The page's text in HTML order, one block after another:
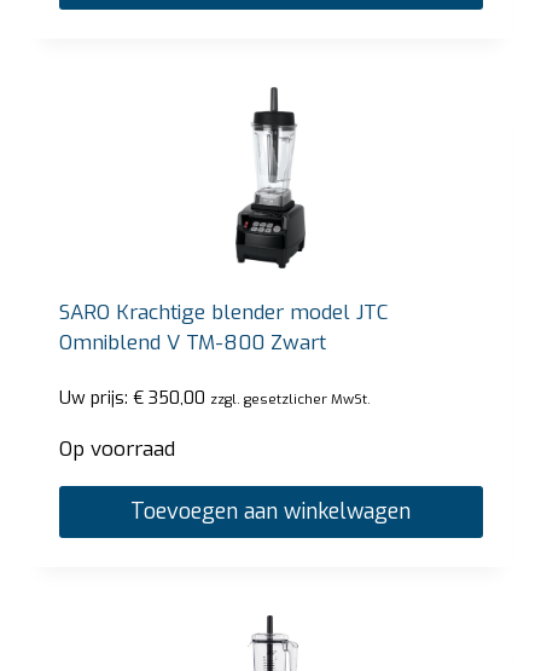
SARO Krachtige blender model JTC
Omniblend V TM-800 Zwart
Uw prijs: €350,00 zzgl. gesetzlicher MwSt.
Op voorraad
Toevoegen aan winkelwagen